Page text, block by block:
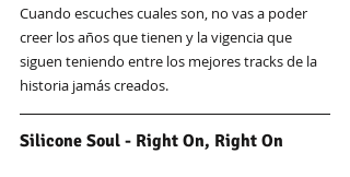
Cuando escuches cuales son, no vas a poder
creer los años que tienen y la vigencia que
siguen teniendo entre los mejores tracks de la
historia jamás creados.
Silicone Soul - Right On, Right On